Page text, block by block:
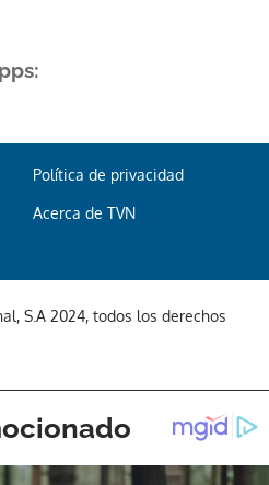
a nuestro boletín.
Política de privacidad
Acerca de TVN
S.A 2024, todos los derechos